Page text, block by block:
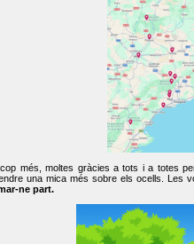
més, moltes gràcies a tots i a totes
una mica més sobre els ocells. Les
ne part.